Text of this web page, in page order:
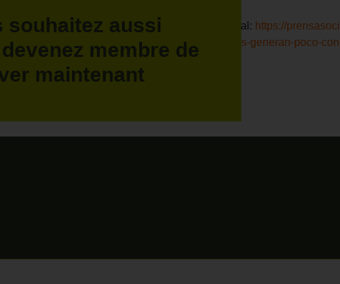
reportaje completo de la jornada en Prensa Social: https://
lopez-ibor-y-ortega-maranon-las-redes-sociales-generan-poco-
souhaitez aussi
membre de
maintenant